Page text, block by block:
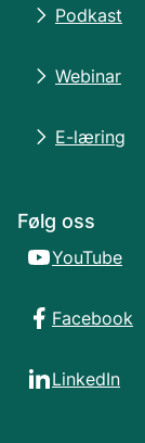
Podkast
Webinar
E-læring
Følg oss
YouTube
Facebook
LinkedIn